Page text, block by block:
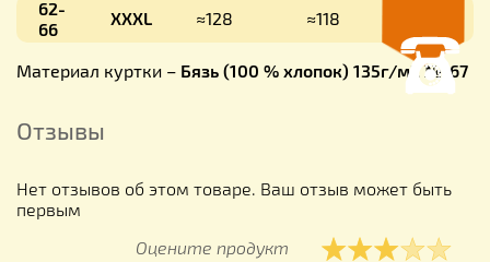
62-
66
XXXL ≈128 ≈118
Материал куртки – Бязь (100 % хлопок) 135г/м2 №167
Отзывы
Нет отзывов об этом товаре. Ваш отзыв может быть
первым
Оцените продукт